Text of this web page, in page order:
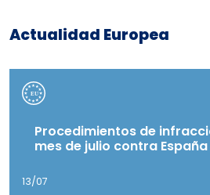
Actualidad Europea
Procedimientos de
mes de julio contra España
13/07